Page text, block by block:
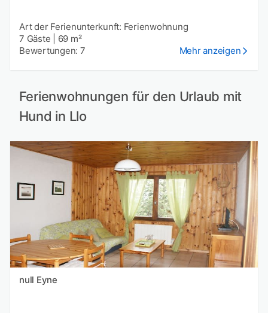
Art der Ferienunterkunft: Ferienwohnung
7 Gäste
69 m²
Bewertungen: 7
Mehr anzeigen
Ferienwohnungen für den Urlaub mit
Hund in Llo
null Eyne